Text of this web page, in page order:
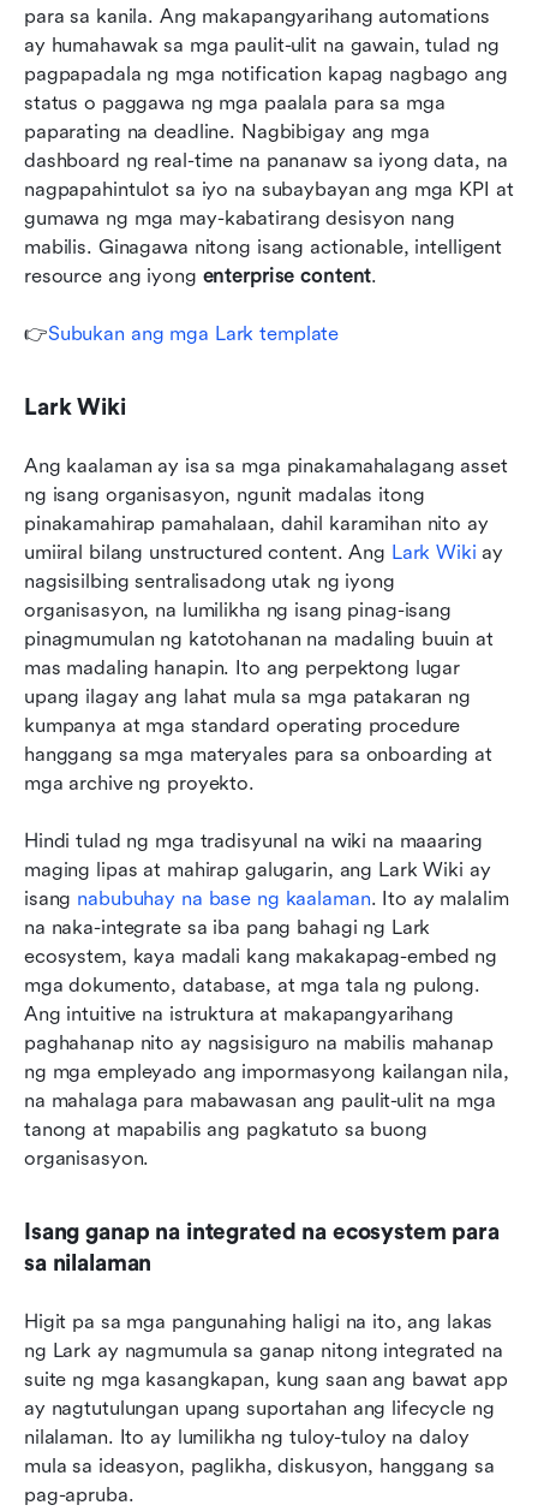
para sa kanila. Ang makapangyarihang automations
ay humahawak sa mga paulit-ulit na gawain, tulad ng
pagpapadala ng mga notification kapag nagbago ang
status o paggawa ng mga paalala para sa mga
paparating na deadline. Nagbibigay ang mga
dashboard ng real-time na pananaw sa iyong data, na
nagpapahintulot sa iyo na subaybayan ang mga KPI at
gumawa ng mga may-kabatirang desisyon nang
mabilis. Ginagawa nitong isang actionable, intelligent
resource ang iyong enterprise content.
👉Subukan ang mga Lark template
Lark Wiki
Ang kaalaman ay isa sa mga pinakamahalagang asset
ng isang organisasyon, ngunit madalas itong
pinakamahirap pamahalaan, dahil karamihan nito ay
umiiral bilang unstructured content. Ang Lark Wiki ay
nagsisilbing sentralisadong utak ng iyong
organisasyon, na lumilikha ng isang pinag-isang
pinagmumulan ng katotohanan na madaling buuin at
mas madaling hanapin. Ito ang perpektong lugar
upang ilagay ang lahat mula sa mga patakaran ng
kumpanya at mga standard operating procedure
hanggang sa mga materyales para sa onboarding at
mga archive ng proyekto.
Hindi tulad ng mga tradisyunal na wiki na maaaring
maging lipas at mahirap galugarin, ang Lark Wiki ay
isang nabubuhay na base ng kaalaman. Ito ay malalim
na naka-integrate sa iba pang bahagi ng Lark
ecosystem, kaya madali kang makakapag-embed ng
mga dokumento, database, at mga tala ng pulong.
Ang intuitive na istruktura at makapangyarihang
paghahanap nito ay nagsisiguro na mabilis mahanap
ng mga empleyado ang impormasyong kailangan nila,
na mahalaga para mabawasan ang paulit-ulit na mga
tanong at mapabilis ang pagkatuto sa buong
organisasyon.
Isang ganap na integrated na ecosystem para
sa nilalaman
Higit pa sa mga pangunahing haligi na ito, ang lakas
ng Lark ay nagmumula sa ganap nitong integrated na
suite ng mga kasangkapan, kung saan ang bawat app
ay nagtutulungan upang suportahan ang lifecycle ng
nilalaman. Ito ay lumilikha ng tuloy-tuloy na daloy
mula sa ideasyon, paglikha, diskusyon, hanggang sa
pag-apruba.